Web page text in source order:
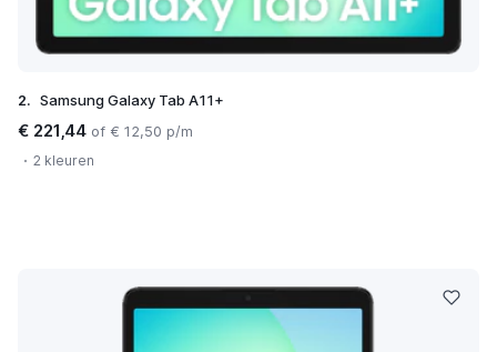
2. Samsung Galaxy Tab A11+
€ 221,44 of € 12,50 p/m
2 kleuren